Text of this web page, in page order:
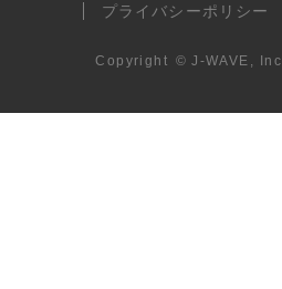
プライバシーポリシー
Copyright © J-WAVE, Inc.